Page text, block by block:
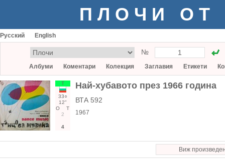
ПЛОЧИ ОТ
Русский English
№
Албуми Коментари Колекция Заглавия Етикети
Т
33○
12"
О
Т
2
4
Най-хубавото през 1966 година
ВТА 592
1967
Виж